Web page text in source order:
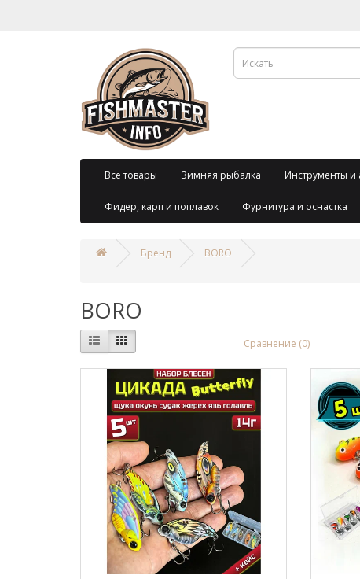
Все товары Зимняя рыбалка Инструменты и
Фидер, карп и поплавок Фурнитура и оснастка
Бренд BORO
BORO
Сравнение (0)